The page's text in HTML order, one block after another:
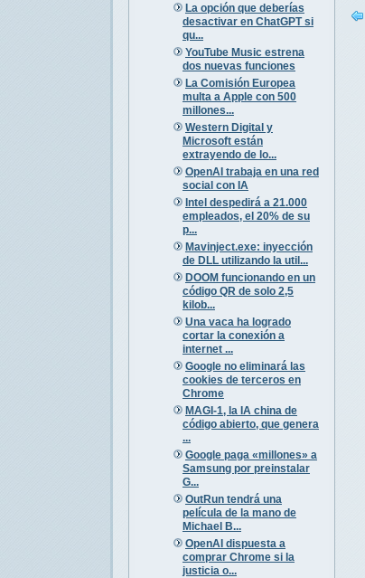
La opción que deberías
desactivar en ChatGPT si
qu...
YouTube Music estrena
dos nuevas funciones
La Comisión Europea
multa a Apple con 500
millones...
Western Digital y
Microsoft están
extrayendo de lo...
OpenAI trabaja en una red
social con IA
Intel despedirá a 21.000
empleados, el 20% de su
p...
Mavinject.exe: inyección
de DLL utilizando la util...
DOOM funcionando en un
código QR de solo 2,5
kilob...
Una vaca ha logrado
cortar la conexión a
internet ...
Google no eliminará las
cookies de terceros en
Chrome
MAGI-1, la IA china de
código abierto, que genera
...
Google paga «millones» a
Samsung por preinstalar
G...
OutRun tendrá una
película de la mano de
Michael B...
OpenAI dispuesta a
comprar Chrome si la
justicia o...